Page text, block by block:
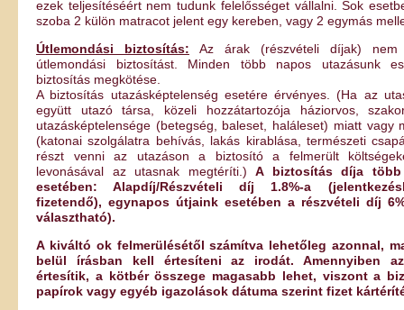
ezek teljesítéséért nem tudunk felelősséget vállalni. Sok
szoba 2 külön matracot jelent egy kereben, vagy 2 egymás
Útlemondási biztosítás: Az árak (részvételi díjak) nem
útlemondási biztosítást. Minden több napos utazásunk
biztosítás megkötése.
A biztosítás utazásképtelenség esetére érvényes. (Ha az
együtt utazó társa, közeli hozzátartozója háziorvos,
utazásképtelensége (betegség, baleset, haláleset) miatt vagy
(katonai szolgálatra behívás, lakás kirablása, természeti
részt venni az utazáson a biztosító a felmerült
levonásával az utasnak megtéríti.)A biztosítás díja
esetében: Alapdíj/Részvételi díj 1.8%-a
fizetendő), egynapos útjaink esetében a részvételi díj
választható).
A kiváltó ok felmerülésétől számítva lehetőleg azonnal,
belül írásban kell értesíteni az irodát. Amennyiben
értesítik, a kötbér összege magasabb lehet, viszont a
papírok vagy egyéb igazolások dátuma szerint fizet